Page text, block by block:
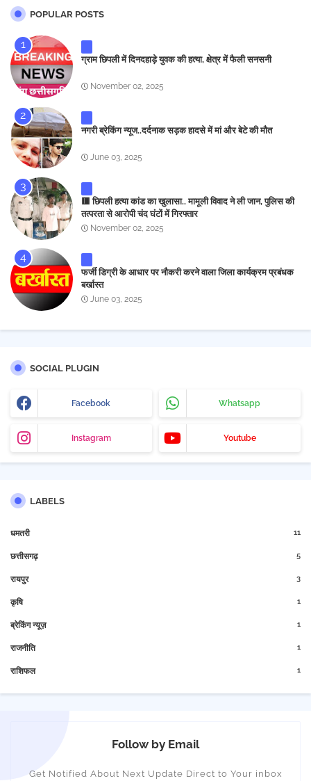
POPULAR POSTS
ग्राम छिपली में दिनदहाड़े युवक की हत्या, क्षेत्र में फैली सनसनी
November 02, 2025
नगरी ब्रेकिंग न्यूज..दर्दनाक सड़क हादसे में मां और बेटे की मौत
June 03, 2025
🟥 छिपली हत्या कांड का खुलासा.. मामूली विवाद ने ली जान, पुलिस की
तत्परता से आरोपी चंद घंटों में गिरफ्तार
November 02, 2025
फर्जी डिग्री के आधार पर नौकरी करने वाला जिला कार्यक्रम प्रबंधक
बर्खास्त
June 03, 2025
SOCIAL PLUGIN
Facebook Whatsapp
Instagram Youtube
LABELS
धमतरी 11
छत्तीसगढ़ 5
रायपुर 3
कृषि 1
ब्रेकिंग न्यूज़ 1
राजनीति 1
राशिफल 1
Follow by Email
Get Notified About Next Update Direct to Your inbox